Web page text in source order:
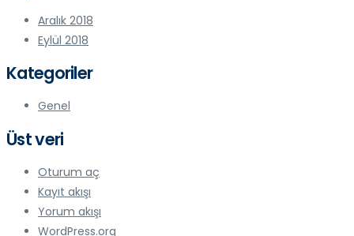
Aralık 2018
Eylül 2018
Kategoriler
Genel
Üst veri
Oturum aç
Kayıt akışı
Yorum akışı
WordPress.org